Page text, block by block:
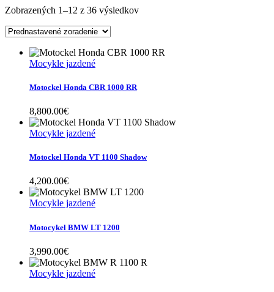
Zobrazených 1–12 z 36 výsledkov
Mocykle jazdené
Motockel Honda CBR 1000 RR
8,800.00€
Mocykle jazdené
Motockel Honda VT 1100 Shadow
4,200.00€
Mocykle jazdené
Motocykel BMW LT 1200
3,990.00€
Mocykle jazdené